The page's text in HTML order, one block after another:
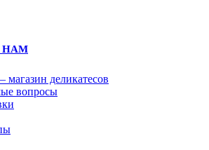
НАМ
деликатесов
вопросы